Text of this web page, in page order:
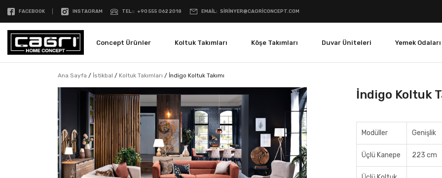
FACEBOOK INSTAGRAM TEL: +90 555 062 2018 EMAIL SIRINYER@CAGRICONCEPT.COM
Concept Ürünler Koltuk Takımları Köşe Takımları Duvar Üniteleri Yemek Odaları
Ana Sayfa / İstikbal / Koltuk Takımları / İndigo Koltuk Takımı
İndigo Koltuk
Modüller Genişlik
Üçlü Kanepe 223 cm